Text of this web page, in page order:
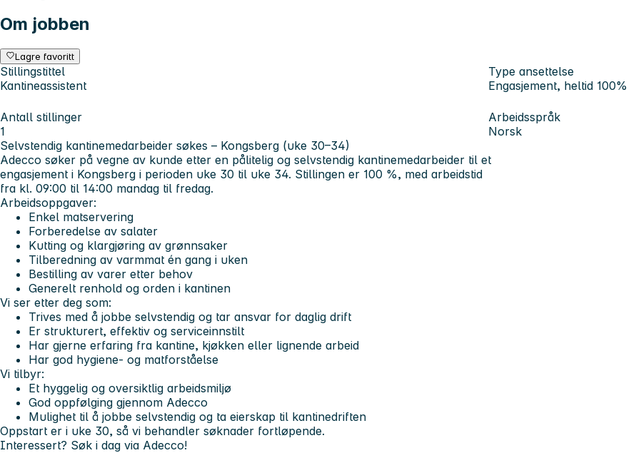
Om jobben
Lagre favoritt
Stillingstittel
Kantineassistent
Type ansettelse
Engasjement, heltid 100%
Antall stillinger
1
Arbeidsspråk
Norsk
Selvstendig kantinemedarbeider søkes – Kongsberg (uke 30–34)
Adecco søker på vegne av kunde etter en pålitelig og selvstendig kantinemedarbeider til et
engasjement i Kongsberg i perioden uke 30 til uke 34. Stillingen er 100 %, med arbeidstid
fra kl. 09:00 til 14:00 mandag til fredag.
Arbeidsoppgaver:
Enkel matservering
Forberedelse av salater
Kutting og klargjøring av grønnsaker
Tilberedning av varmmat én gang i uken
Bestilling av varer etter behov
Generelt renhold og orden i kantinen
Vi ser etter deg som:
Trives med å jobbe selvstendig og tar ansvar for daglig drift
Er strukturert, effektiv og serviceinnstilt
Har gjerne erfaring fra kantine, kjøkken eller lignende arbeid
Har god hygiene- og matforståelse
Vi tilbyr:
Et hyggelig og oversiktlig arbeidsmiljø
God oppfølging gjennom Adecco
Mulighet til å jobbe selvstendig og ta eierskap til kantinedriften
Oppstart er i uke 30, så vi behandler søknader fortløpende.
Interessert? Søk i dag via Adecco!